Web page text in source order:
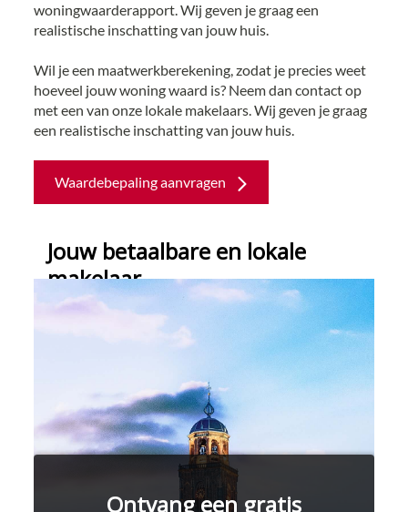
woningwaarderapport. Wij geven je graag een
realistische inschatting van jouw huis.
Wil je een maatwerkberekening, zodat je precies weet
hoeveel jouw woning waard is? Neem dan contact op
met een van onze lokale makelaars. Wij geven je graag
een realistische inschatting van jouw huis.
Waardebepaling aanvragen